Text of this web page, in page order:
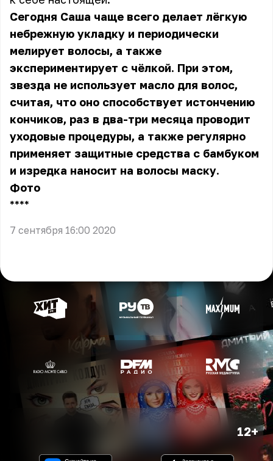
Сегодня Саша чаще всего делает лёгкую
небрежную укладку и периодически
мелирует волосы, а также
экспериментирует с чёлкой. При этом,
звезда не использует масло для волос,
считая, что оно способствует истончению
кончиков, раз в два-три месяца проводит
уходовые процедуры, а также регулярно
применяет защитные средства с бамбуком
и изредка наносит на волосы маску.
Фото
** **
7 сентября 16:00 2020
12+